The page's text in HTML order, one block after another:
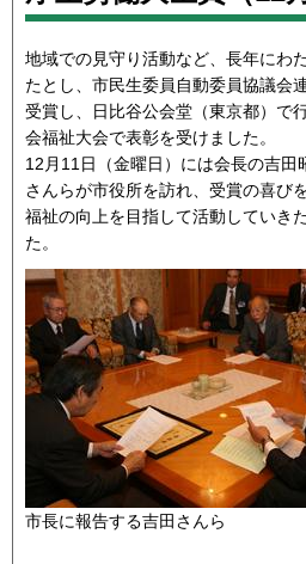
地域での見守り活動など、長年にわ
たとし、市民生委員自動委員協議会
受賞し、日比谷公会堂（東京都）で
会福祉大会で表彰を受けました。
12月11日（金曜日）には会長の吉
さんらが市役所を訪れ、受賞の喜び
福祉の向上を目指して活動していき
た。
市長に報告する吉田さんら